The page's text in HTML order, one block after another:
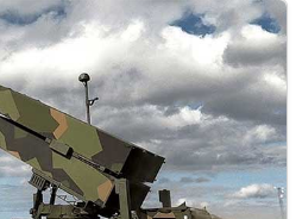
vise à doter le pays
face aux menaces
la suite